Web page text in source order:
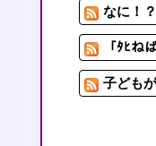
なに！
「ﾀﾋね
子ども